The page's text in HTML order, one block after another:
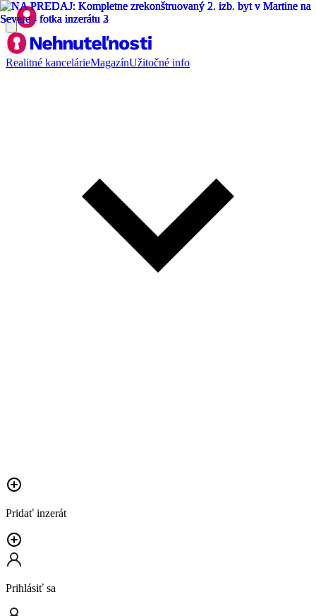
Realitné kancelárieMagazínUžitočné info
Pridať inzerát
Prihlásiť sa